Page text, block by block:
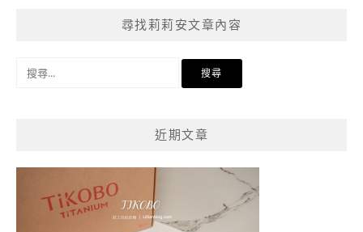
尋找莉莉安文章內容
近期文章